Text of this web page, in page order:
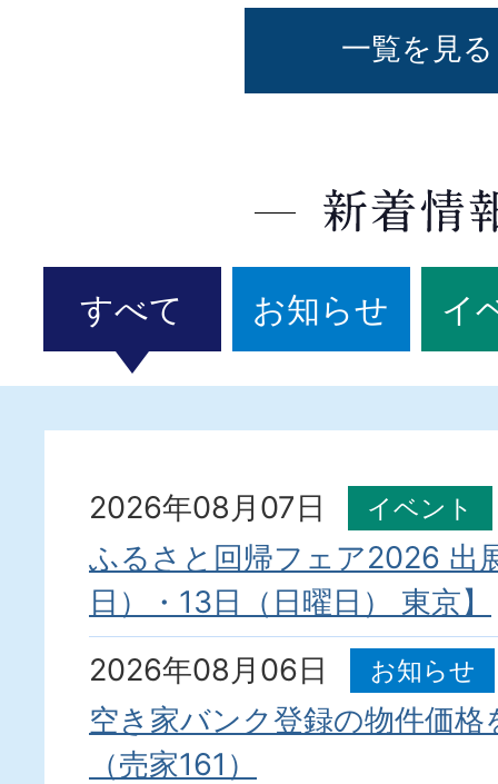
一覧を見る
すべて お知らせ イ
2026年08月07日 イベント
ふるさと回帰フェア2026 出
日）・13日（日曜日） 東京】
2026年08月06日
お知らせ
空き家バンク登録の物件価
（売家161）